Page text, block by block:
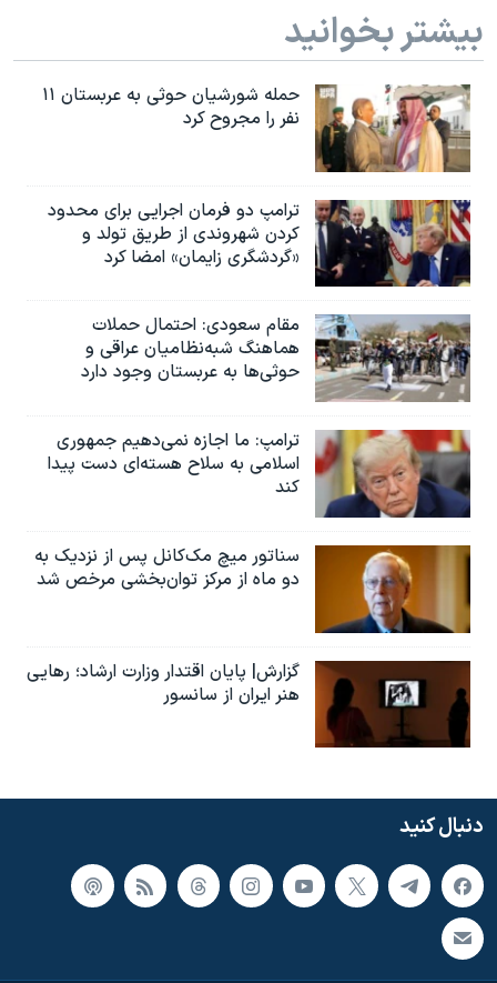
بیشتر بخوانید
حمله شورشیان حوثی به عربستان ۱۱
نفر را مجروح کرد
ترامپ دو فرمان اجرایی برای محدود
کردن شهروندی از طریق تولد و
«گردشگری زایمان» امضا کرد
مقام سعودی: احتمال حملات
هماهنگ شبه‌نظامیان عراقی و
حوثی‌ها به عربستان وجود دارد
ترامپ: ما اجازه نمی‌دهیم جمهوری
اسلامی به سلاح هسته‌ای دست پیدا
کند
سناتور میچ مک‌کانل پس از نزدیک به
دو ماه از مرکز توان‌بخشی مرخص شد
گزارش| پایان اقتدار وزارت ارشاد؛ رهایی
هنر ایران از سانسور
دنبال کنید